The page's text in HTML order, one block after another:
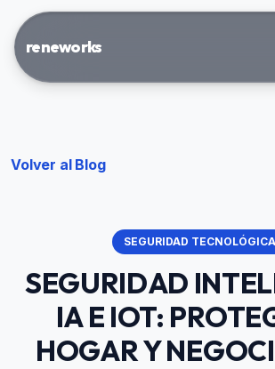
reneworks
Volver al Blog
SEGURIDAD TECNOLÓGICA
SEGURIDAD
IA E IOT:
HOGAR Y